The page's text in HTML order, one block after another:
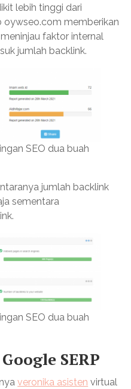
lebih tinggi dari
memberikan
faktor internal
jumlah backlink.
SEO dua buah
jumlah backlink
sementara
SEO dua buah
SERP
veronika asisten virtual